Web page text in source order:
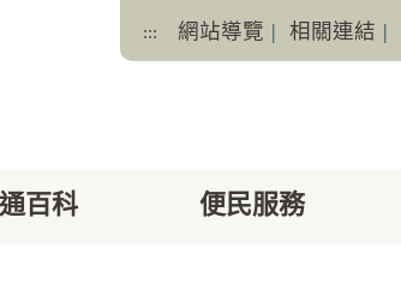
::: 網站導覽 | 相關連結 |
百科 便民服務